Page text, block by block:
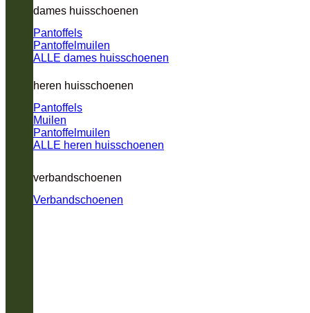
dames huisschoenen
Pantoffels
Pantoffelmuilen
ALLE dames huisschoenen
heren huisschoenen
Pantoffels
Muilen
Pantoffelmuilen
ALLE heren huisschoenen
verbandschoenen
Verbandschoenen